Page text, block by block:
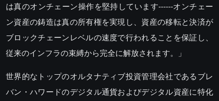
は真のオンチェーン操作を堅持しています------オンチェー
ン資産の鋳造は真の所有権を実現し、資産の移転と決済が
ブロックチェーンレベルの速度で行われることを保証し、
従来のインフラの束縛から完全に解放されます。」
世界的なトップのオルタナティブ投資管理会社であるブレ
バン・ハワードのデジタル通貨およびデジタル資産に特化